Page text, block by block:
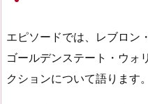
エピソードでは、レブロン
ゴールデンステート・ウォ
クションについて語ります。